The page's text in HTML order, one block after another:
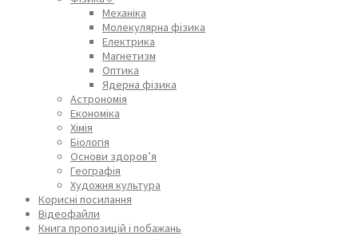
Механіка
Молекулярна фізика
Електрика
Магнетизм
Оптика
Ядерна фізика
Астрономія
Економіка
Хімія
Біологія
Основи здоров’я
Географія
Художня культура
Корисні посилання
Відеофайли
Книга пропозицій і побажань